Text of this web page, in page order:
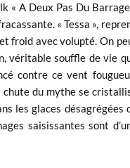
« A Deux Pas Du
« Tessa »,
froid avec volupté. On
véritable souffle de vie
contre ce vent
chute du mythe se
les glaces désagrégées
saisissantes sont